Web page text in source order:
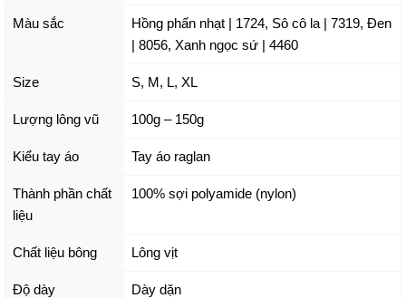
Màu sắc Hồng phấn nhạt | 1724, Sô cô la | 7319, Đen
| 8056, Xanh ngọc sứ | 4460
Size S, M, L, XL
Lượng lông vũ 100g – 150g
Kiểu tay áo Tay áo raglan
Thành phần chất
liệu
100% sợi polyamide (nylon)
Chất liệu bông Lông vịt
Độ dày Dày dặn